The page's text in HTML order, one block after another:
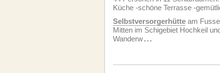
Küche -schöne Terrasse -
Selbstversorgerhütte am
Mitten im Schigebiet Hochkeil
Wanderw...